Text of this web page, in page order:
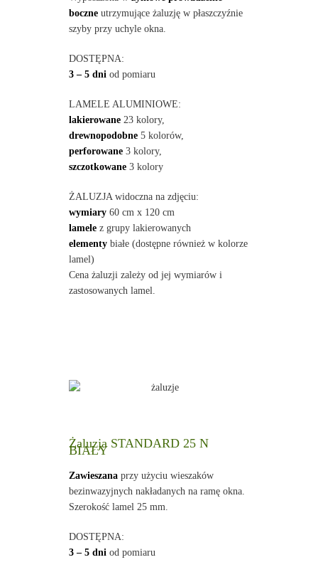
boczneutrzymujące żaluzję w płaszczyźnie
szyby przy uchyle okna.
DOSTĘPNA:
3 – 5 dni od pomiaru
LAMELE ALUMINIOWE:
lakierowane23 kolory,
drewnopodobne5 kolorów,
perforowane3 kolory,
szczotkowane3 kolory
ŻALUZJA widoczna na zdjęciu:
wymiary60 cm x 120 cm
lamelez grupy lakierowanych
elementybiałe (dostępne również w kolorze
lamel)
Cena żaluzji zależy od jej wymiarów i
zastosowanych lamel.
Żaluzja STANDARD 25 N
BIAŁY
Zawieszanaprzy użyciu wieszaków
bezinwazyjnych nakładanych na ramę okna.
Szerokość lamel 25 mm.
DOSTĘPNA:
3 – 5 dni od pomiaru